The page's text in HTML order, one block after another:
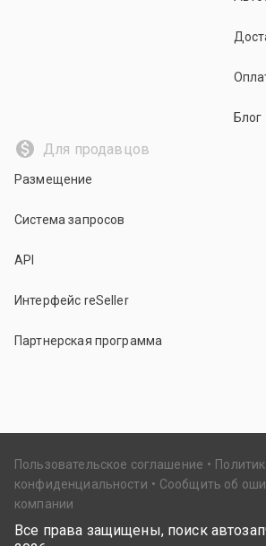
Блог
Для продавцов
Размещение
Система запросов
API
Интерфейс reSeller
Партнерская программа
Пользовательское соглашение
конфиденциальности
Сообщить об
компании
Все права защищены, поиск